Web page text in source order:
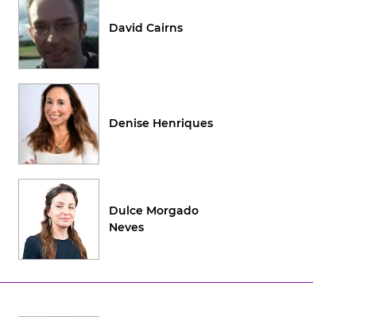
David Cairns
Denise Henriques
Dulce Morgado
Neves